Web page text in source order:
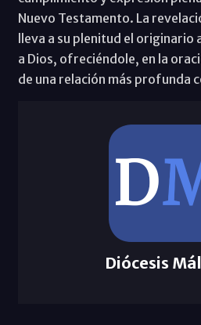
Nuevo Testamento. La
lleva a su plenitud el originario
a Dios, ofreciéndole, en la
de una relación más profunda
Diócesis